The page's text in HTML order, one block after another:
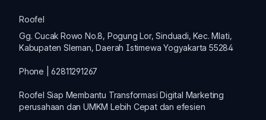
Roofel
Gg. Cucak Rowo No.8, Pogung Lor, Sinduadi, Kec. Mlati,
Kabupaten Sleman, Daerah Istimewa Yogyakarta 55284
Phone | 62811291267
Roofel Siap Membantu TransformasiDigital Marketing
perusahaan danUMKM Lebih Cepat dan efesien